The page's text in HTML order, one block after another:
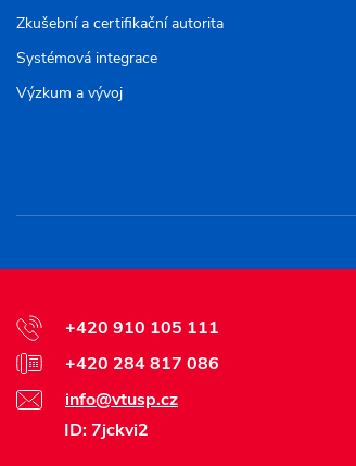
Zkušební a certifikační autorita
Systémová integrace
Výzkum a vývoj
+420 910 105 111
+420 284 817 086
info@vtusp.cz
ID: 7jckvi2